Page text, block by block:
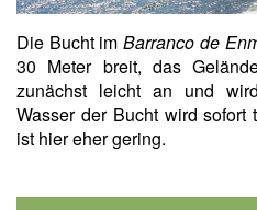
Die Bucht imBarranco de
30 Meter breit, das
zunächst leicht an und
Wasser der Bucht wird sofort
ist hier eher gering.